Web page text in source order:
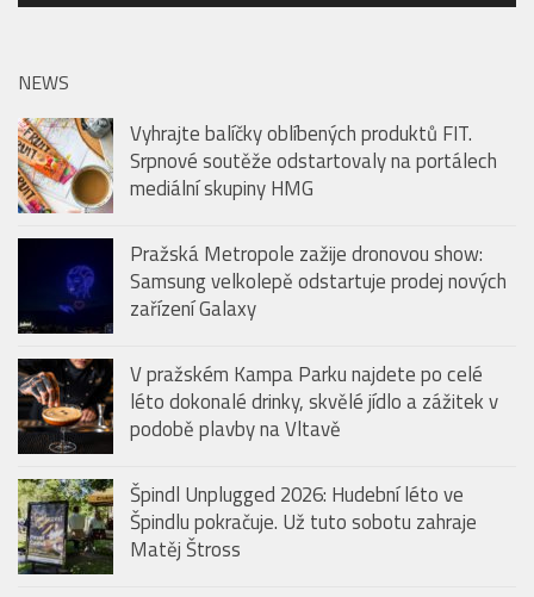
NEWS
Vyhrajte balíčky oblíbených produktů FIT.
Srpnové soutěže odstartovaly na portálech
mediální skupiny HMG
Pražská Metropole zažije dronovou show:
Samsung velkolepě odstartuje prodej nových
zařízení Galaxy
V pražském Kampa Parku najdete po celé
léto dokonalé drinky, skvělé jídlo a zážitek v
podobě plavby na Vltavě
Špindl Unplugged 2026: Hudební léto ve
Špindlu pokračuje. Už tuto sobotu zahraje
Matěj Štross